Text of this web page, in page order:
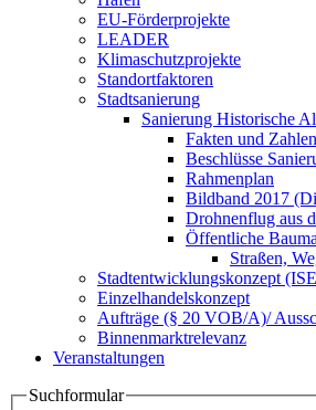
EU-Förderprojekte
LEADER
Klimaschutzprojekte
Standortfaktoren
Stadtsanierung
Sanierung Historische
Fakten und Zahlen
Beschlüsse
Rahmenplan
Bildband 2017
Drohnenflug aus
Öffentliche
Straßen,
Stadtentwicklungskonzept
Einzelhandelskonzept
Aufträge (§ 20 VOB/A)/
Binnenmarktrelevanz
Veranstaltungen
Suchformular